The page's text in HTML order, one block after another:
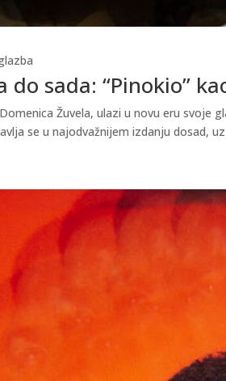
do sada: “Pinokio”
Žuvela, ulazi u novu eru
se u najodvažnijem izdanju dosad,